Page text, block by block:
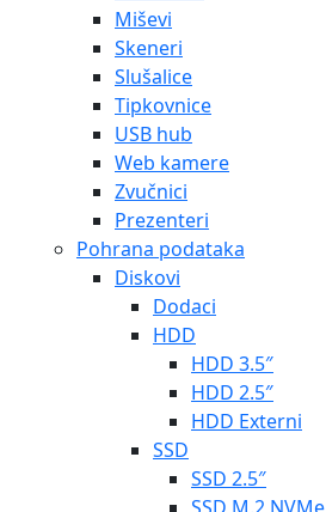
Miševi
Skeneri
Slušalice
Tipkovnice
USB hub
Web kamere
Zvučnici
Prezenteri
Pohrana podataka
Diskovi
Dodaci
HDD
HDD 3.5″
HDD 2.5″
HDD Externi
SSD
SSD 2.5″